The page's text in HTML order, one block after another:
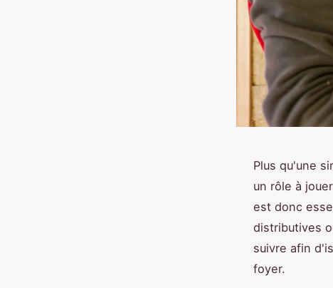
Plus qu'une
un rôle à
est donc
distributives
suivre afin
foyer.